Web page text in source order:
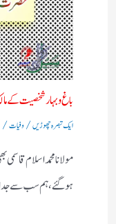
باغ وبہار شخصیت کے
ایک تبصرہ چھوڑیں/ وفیات/
مولانا محمد اسلام
ہوگئے، ہم سب سے جدا